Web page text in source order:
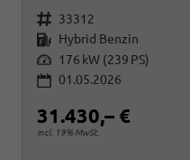
Fahrzeugnr. 33312
Kraftstoff Hybrid Benzin
Leistung 176 kW (239 PS)
01.05.2026
31.430,– €
incl. 19% MwSt.